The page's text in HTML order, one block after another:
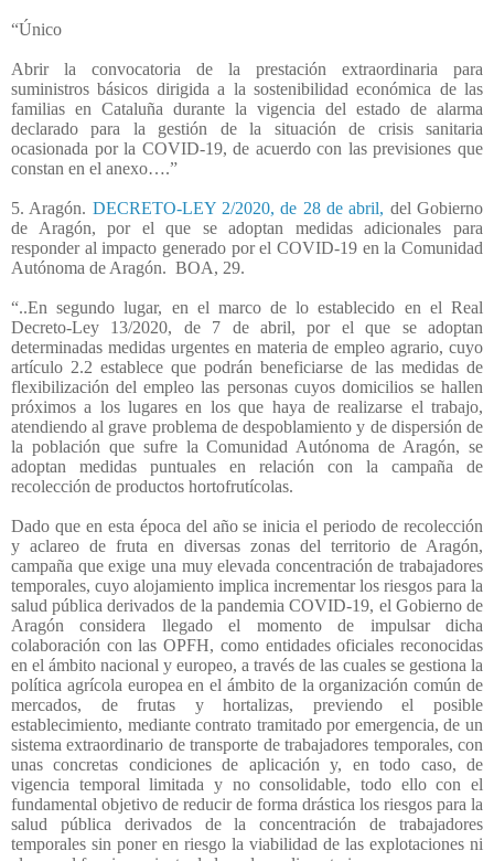
“Único
Abrir la convocatoria de la prestación extraordinaria para
suministros básicos dirigida a la sostenibilidad económica de las
familias en Cataluña durante la vigencia del estado de alarma
declarado para la gestión de la situación de crisis sanitaria
ocasionada por la COVID-19, de acuerdo con las previsiones que
constan en el anexo….”
5. Aragón. DECRETO-LEY 2/2020, de 28 de abril, del Gobierno
de Aragón, por el que se adoptan medidas adicionales para
responder al impacto generado por el COVID-19 en la Comunidad
Autónoma de Aragón. BOA, 29.
“..En segundo lugar, en el marco de lo establecido en el Real
Decreto-Ley 13/2020, de 7 de abril, por el que se adoptan
determinadas medidas urgentes en materia de empleo agrario, cuyo
artículo 2.2 establece que podrán beneficiarse de las medidas de
flexibilización del empleo las personas cuyos domicilios se hallen
próximos a los lugares en los que haya de realizarse el trabajo,
atendiendo al grave problema de despoblamiento y de dispersión de
la población que sufre la Comunidad Autónoma de Aragón, se
adoptan medidas puntuales en relación con la campaña de
recolección de productos hortofrutícolas.
Dado que en esta época del año se inicia el periodo de recolección
y aclareo de fruta en diversas zonas del territorio de Aragón,
campaña que exige una muy elevada concentración de trabajadores
temporales, cuyo alojamiento implica incrementar los riesgos para la
salud pública derivados de la pandemia COVID-19, el Gobierno de
Aragón considera llegado el momento de impulsar dicha
colaboración con las OPFH, como entidades oficiales reconocidas
en el ámbito nacional y europeo, a través de las cuales se gestiona la
política agrícola europea en el ámbito de la organización común de
mercados, de frutas y hortalizas, previendo el posible
establecimiento, mediante contrato tramitado por emergencia, de un
sistema extraordinario de transporte de trabajadores temporales, con
unas concretas condiciones de aplicación y, en todo caso, de
vigencia temporal limitada y no consolidable, todo ello con el
fundamental objetivo de reducir de forma drástica los riesgos para la
salud pública derivados de la concentración de trabajadores
temporales sin poner en riesgo la viabilidad de las explotaciones ni